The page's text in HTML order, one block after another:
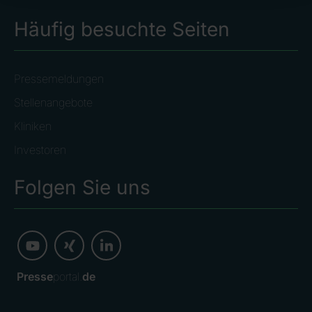
Häufig besuchte Seiten
Pressemeldungen
Stellenangebote
Kliniken
Investoren
Folgen Sie uns
Presseportal. de